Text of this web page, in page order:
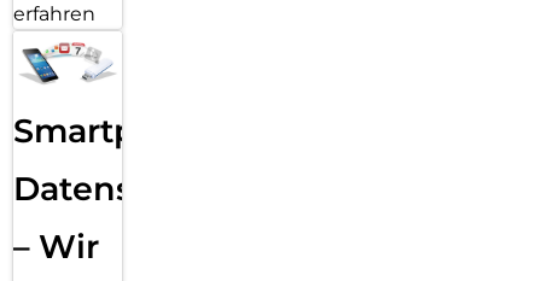
erfahren
Smartphone
Datensicherung
– Wir